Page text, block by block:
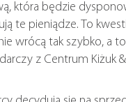
która będzie
te pieniądze. To
wrócą tak szybko, a
z Centrum Kiżuk &